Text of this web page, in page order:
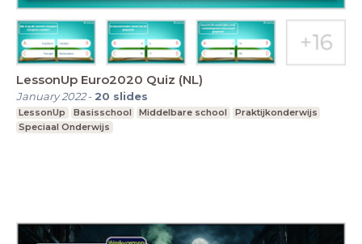
LessonUp Euro2020 Quiz (NL)
January 2022- 20 slides
LessonUp Basisschool Middelbare school
Praktijkonderwijs
Speciaal Onderwijs